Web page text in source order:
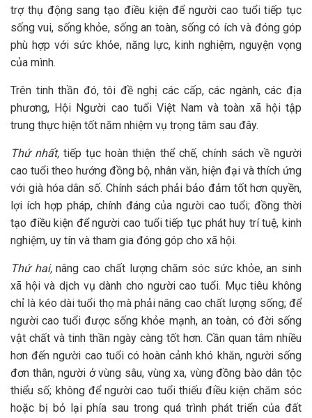
trợ thụ động sang tạo điều kiện để người cao tuổi tiếp tục
sống vui, sống khỏe, sống an toàn, sống có ích và đóng góp
phù hợp với sức khỏe, năng lực, kinh nghiệm, nguyện vọng
của mình.
Trên tinh thần đó, tôi đề nghị các cấp, các ngành, các địa
phương, Hội Người cao tuổi Việt Nam và toàn xã hội tập
trung thực hiện tốt năm nhiệm vụ trọng tâm sau đây.
Thứ nhất, tiếp tục hoàn thiện thể chế, chính sách về người
cao tuổi theo hướng đồng bộ, nhân văn, hiện đại và thích ứng
với già hóa dân số. Chính sách phải bảo đảm tốt hơn quyền,
lợi ích hợp pháp, chính đáng của người cao tuổi; đồng thời
tạo điều kiện để người cao tuổi tiếp tục phát huy trí tuệ, kinh
nghiệm, uy tín và tham gia đóng góp cho xã hội.
Thứ hai,nâng cao chất lượng chăm sóc sức khỏe, an sinh
xã hội và dịch vụ dành cho người cao tuổi. Mục tiêu không
chỉ là kéo dài tuổi thọ mà phải nâng cao chất lượng sống; để
người cao tuổi được sống khỏe mạnh, an toàn, có đời sống
vật chất và tinh thần ngày càng tốt hơn. Cần quan tâm nhiều
hơn đến người cao tuổi có hoàn cảnh khó khăn, người sống
đơn thân, người ở vùng sâu, vùng xa, vùng đồng bào dân tộc
thiểu số; không để người cao tuổi thiếu điều kiện chăm sóc
hoặc bị bỏ lại phía sau trong quá trình phát triển của đất